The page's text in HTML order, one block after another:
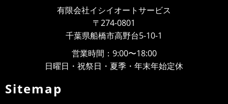
飲酒運転根絶宣言！
先日、飲酒運転根絶宣言式を船橋東警察署の協力のもと
行いました。最近では芸能人の方が飲酒運転による事故
2020/08/23 NEWS
女性の方でもお車のトラブルで困ったときに、立ち寄り
有限会社イシイオートサービス
〒274-0801
千葉県船橋市高野台5-10-1
営業時間：9:00〜18:00
日曜日・祝祭日・夏季・年末年始定休
Sitemap